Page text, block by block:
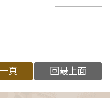
頁 回最上面